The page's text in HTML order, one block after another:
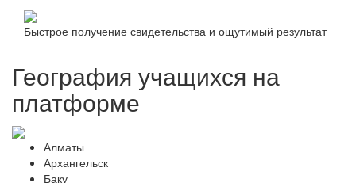
Быстрое получение свидетельства и ощутимый результат
География учащихся на
платформе
Алматы
Архангельск
Баку